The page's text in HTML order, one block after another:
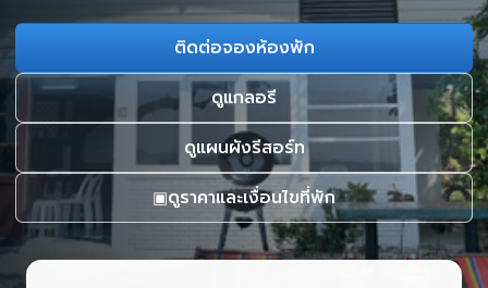
ติดต่อจองห้องพัก
ดูแกลอรี
ดูแผนผังรีสอร์ท
▣ดูราคาและเงื่อนไขที่พัก